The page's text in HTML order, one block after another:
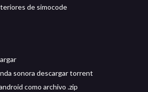
de simocode
sonora descargar torrent
como archivo .zip